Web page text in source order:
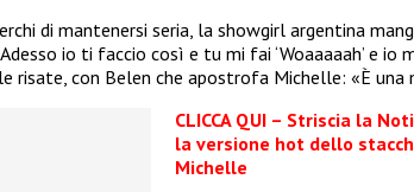
di mantenersi seria, la showgirl argentina
io ti faccio così e tu mi fai ‘Woaaaaah’ e io
risate, con Belen che apostrofa Michelle: «È una
CLICCA QUI – Striscia la
la versione hot dello
Michelle